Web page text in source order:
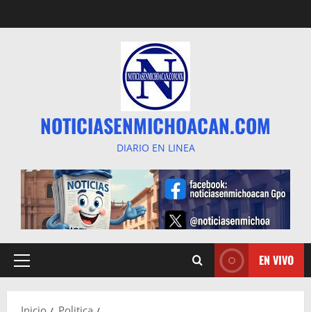
al
NOTICIASENMICHOACAN.COM
DIARIO EN LINEA
Menú
EN VIVO